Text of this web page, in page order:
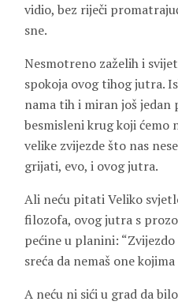
vidio, bez riječi
sne.
Nesmotreno zaželih i
spokoja ovog tihog jutra.
nama tih i miran još jedan
besmisleni krug koji ćemo
velike zvijezde što nas
grijati, evo, i ovog jutra.
Ali neću pitati Veliko
filozofa, ovog jutra s
pećine u planini:
sreća da nemaš one kojima
A neću ni sići u grad da